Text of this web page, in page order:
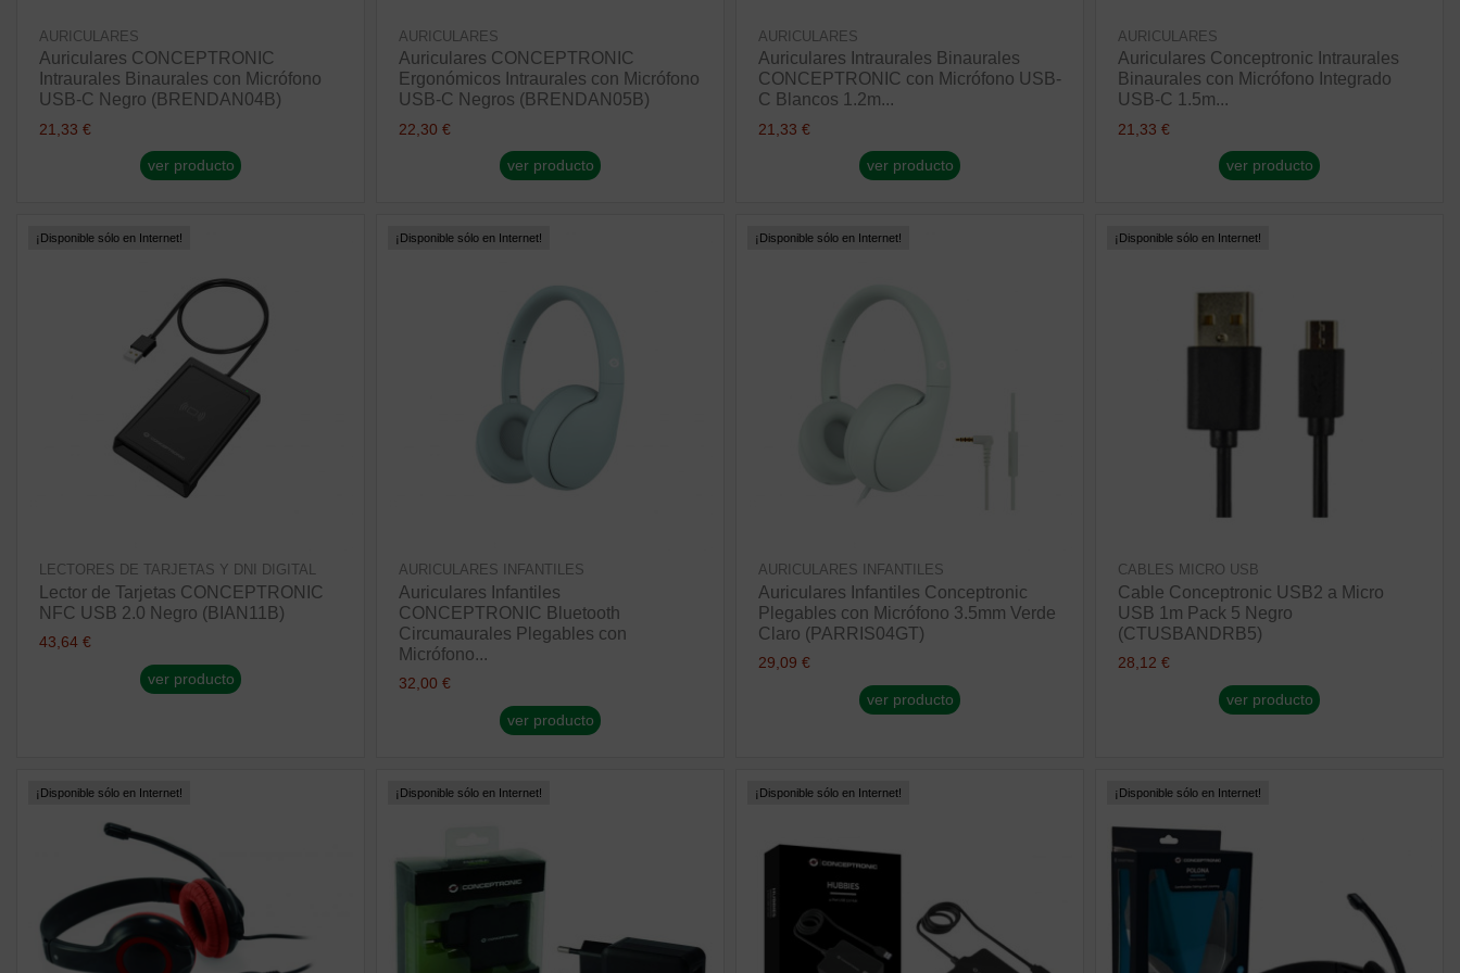
AURICULARES
Auriculares CONCEPTRONIC
Intraurales Binaurales con Micrófono
USB-C Negro (BRENDAN04B)
21,33 €
ver producto
AURICULARES
Auriculares CONCEPTRONIC
Ergonómicos Intraurales con Micrófono
USB-C Negros (BRENDAN05B)
22,30 €
ver producto
AURICULARES
Auriculares Intraurales Binaurales
CONCEPTRONIC con Micrófono USB-
C Blancos 1.2m...
21,33 €
ver producto
AURICULARES
Auriculares Conceptronic Intraurales
Binaurales con Micrófono Integrado
USB-C 1.5m...
21,33 €
ver producto
¡Disponible sólo en Internet!
LECTORES DE TARJETAS Y DNI DIGITAL
Lector de Tarjetas CONCEPTRONIC
NFC USB 2.0 Negro (BIAN11B)
43,64 €
ver producto
¡Disponible sólo en Internet!
AURICULARES INFANTILES
Auriculares Infantiles
CONCEPTRONIC Bluetooth
Circumaurales Plegables con
Micrófono...
32,00 €
ver producto
¡Disponible sólo en Internet!
AURICULARES INFANTILES
Auriculares Infantiles Conceptronic
Plegables con Micrófono 3.5mm Verde
Claro (PARRIS04GT)
29,09 €
ver producto
¡Disponible sólo en Internet!
CABLES MICRO USB
Cable Conceptronic USB2 a Micro
USB 1m Pack 5 Negro
(CTUSBANDRB5)
28,12 €
ver producto
¡Disponible sólo en Internet! ¡Disponible sólo en Internet! ¡Disponible sólo en Internet! ¡Disponible sólo en Internet!